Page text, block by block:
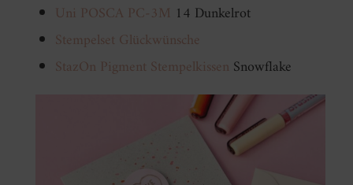
Uni POSCA PC-3M 14 Dunkelrot
Stempelset Glückwünsche
StazOn Pigment Stempelkissen Snowflake